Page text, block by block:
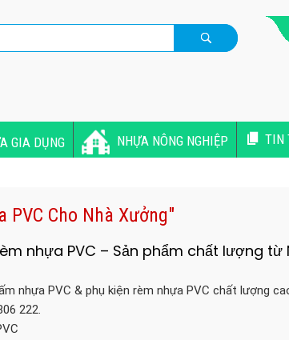
GIA DỤNG NHỰA NÔNG NGHIỆP TIN
Cho Nhà Xưởng"
nhựa PVC – Sản phẩm chất lượng từ
nhựa PVC & phụ kiện rèm nhựa PVC chất lượng
222.